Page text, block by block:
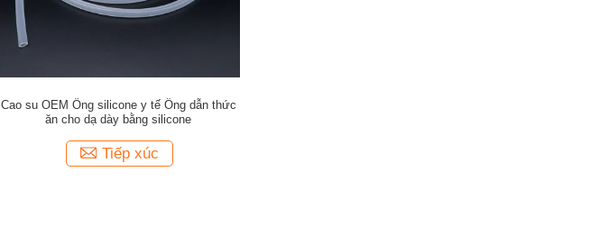
Cao su OEM Ống silicone y tế Ống dẫn thức
ăn cho dạ dày bằng silicone
Tiếp xúc